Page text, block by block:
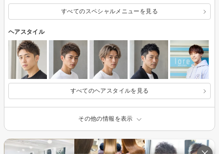
すべてのスペシャルメニューを見る
ヘアスタイル
すべてのヘアスタイルを見る
その他の情報を表示